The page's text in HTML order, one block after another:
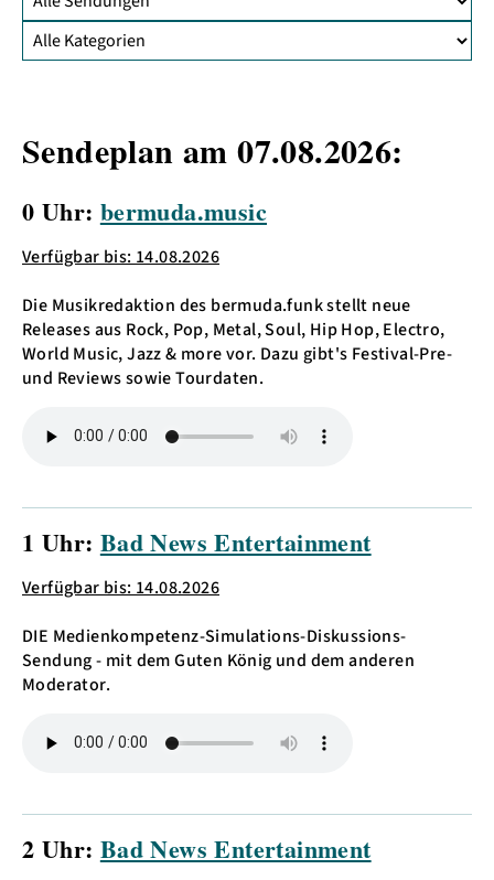
Sendeplan am 07.08.2026:
0 Uhr: bermuda.music
Verfügbar bis: 14.08.2026
Die Musikredaktion des bermuda.funk stellt neue
Releases aus Rock, Pop, Metal, Soul, Hip Hop, Electro,
World Music, Jazz & more vor. Dazu gibt's Festival-Pre-
und Reviews sowie Tourdaten.
1 Uhr: Bad News Entertainment
Verfügbar bis: 14.08.2026
DIE Medienkompetenz-Simulations-Diskussions-
Sendung - mit dem Guten König und dem anderen
Moderator.
2 Uhr: Bad News Entertainment